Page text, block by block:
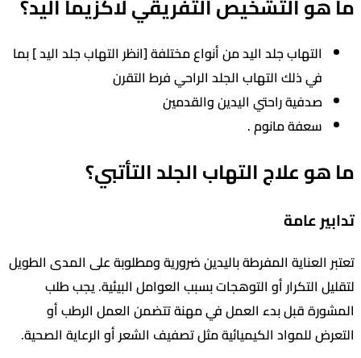
التشخيص التفريقي لاكزيما اليد؟
التهاب جلد اليد من أنواع مختلفة [انظر التهاب جلد اليد ] بما
في ذلك التهاب الجلد الراحي فرط التقرن
صدفية راحتي اليدين والقدمين
سعفة مانوم .
علاج التهاب الجلد التأتبي؟
عامة
المفرطة باليدين ضرورية ومطلوبة على المدى الطويل
التكرار أو التوهجات بسبب العوامل البيئية. يجب طلب
قبل بدء العمل في مهنة تتضمن العمل الرطب أو
للمواد الكيميائية مثل تصفيف الشعر أو الرعاية الصحية.